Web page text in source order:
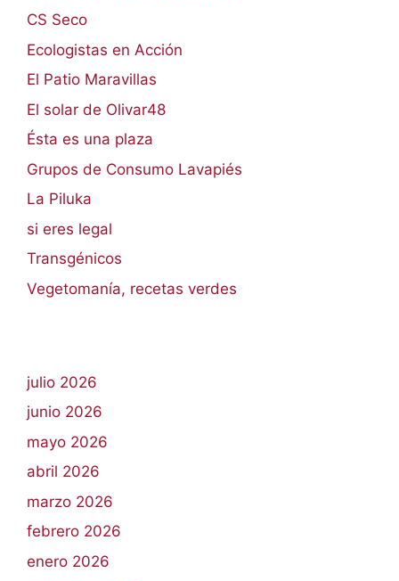
CS Seco
Ecologistas en Acción
El Patio Maravillas
El solar de Olivar48
Ésta es una plaza
Grupos de Consumo Lavapiés
La Piluka
si eres legal
Transgénicos
Vegetomanía, recetas verdes
julio 2026
junio 2026
mayo 2026
abril 2026
marzo 2026
febrero 2026
enero 2026